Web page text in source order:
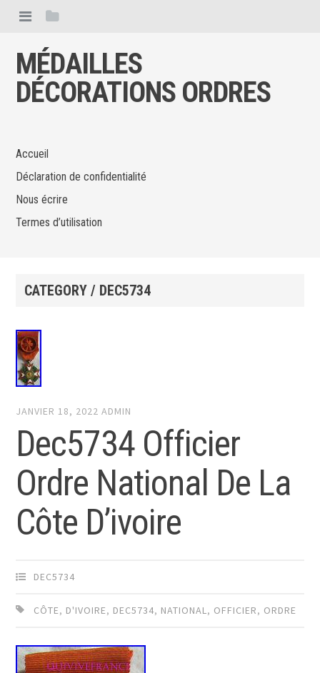
MÉDAILLES
DÉCORATIONS ORDRES
Accueil
Déclaration de confidentialité
Nous écrire
Termes d’utilisation
CATEGORY / DEC5734
JANVIER 18, 2022 ADMIN
Dec5734 Officier
Ordre National De La
Côte D’ivoire
DEC5734
CÔTE, D'IVOIRE, DEC5734, NATIONAL, OFFICIER, ORDRE